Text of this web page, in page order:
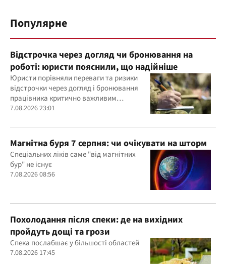
Популярне
Відстрочка через догляд чи бронювання на
роботі: юристи пояснили, що надійніше
Юристи порівняли переваги та ризики
відстрочки через догляд і бронювання
працівника критично важливим
підприємством
7.08.2026 23:01
Магнітна буря 7 серпня: чи очікувати на шторм
Спеціальних ліків саме "від магнітних
бур" не існує
7.08.2026 08:56
Похолодання після спеки: де на вихідних
пройдуть дощі та грози
Спека послабшає у більшості областей
7.08.2026 17:45